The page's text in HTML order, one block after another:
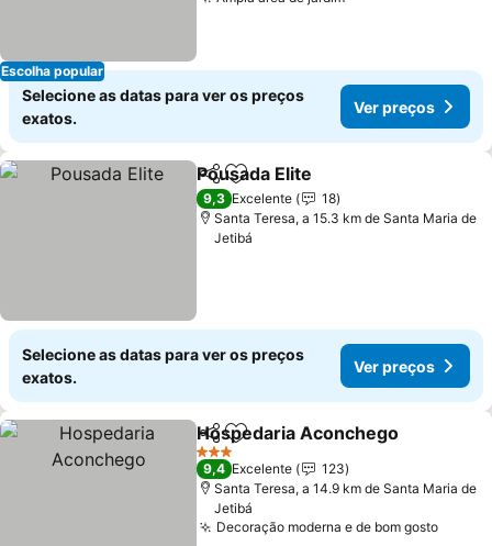
Escolha popular
Selecione as datas para ver os preços
exatos.
Ver preços
PartilharAdicionar aos favoritos
Pousada Elite
9,3 Excelente
18
Santa Teresa, a 15.3 km de Santa Maria de
Jetibá
Selecione as datas para ver os preços
exatos.
Ver preços
PartilharAdicionar aos favoritos
Hospedaria Aconchego
3 Estrelas
9,4 Excelente
123
Santa Teresa, a 14.9 km de Santa Maria de
Jetibá
Decoração moderna e de bom gostoVer